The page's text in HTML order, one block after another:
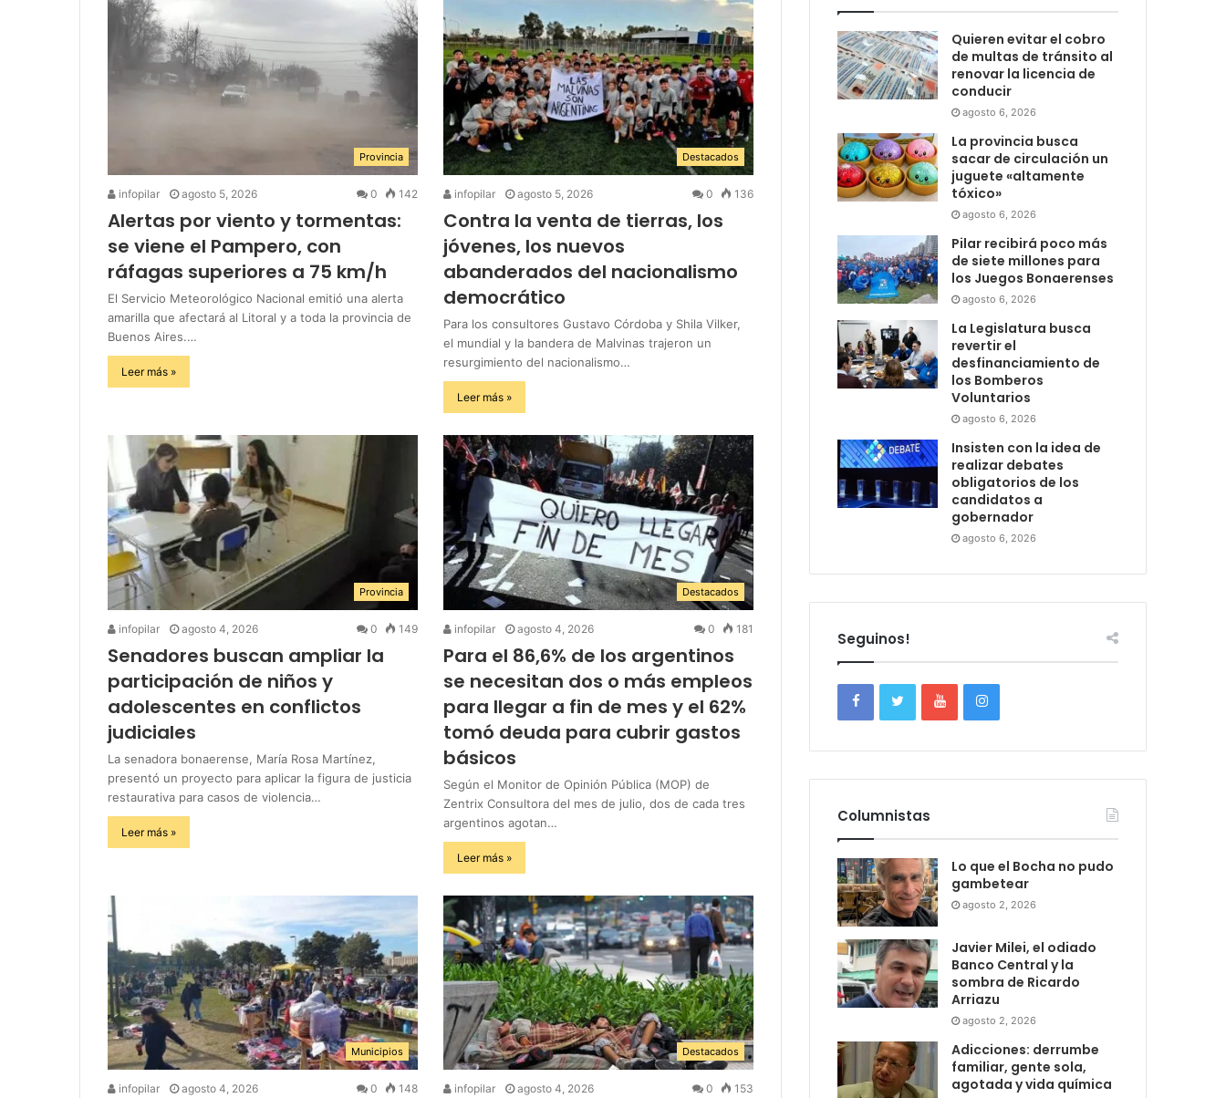
Provincia
infopilar agosto 5, 2026 0 142
Alertas por viento y tormentas:
se viene el Pampero, con
ráfagas superiores a 75 km/h
El Servicio Meteorológico Nacional emitió una alerta
amarilla que afectará al Litoral y a toda la provincia de
Buenos Aires.…
Leer más »
Destacados
infopilar agosto 5, 2026 0 136
Contra la venta de tierras, los
jóvenes, los nuevos
abanderados del nacionalismo
democrático
Para los consultores Gustavo Córdoba y Shila Vilker,
el mundial y la bandera de Malvinas trajeron un
resurgimiento del nacionalismo…
Leer más »
Provincia
infopilar agosto 4, 2026 0 149
Senadores buscan ampliar la
participación de niños y
adolescentes en conflictos
judiciales
La senadora bonaerense, María Rosa Martínez,
presentó un proyecto para aplicar la figura de justicia
restaurativa para casos de violencia…
Leer más »
Destacados
infopilar agosto 4, 2026 0 181
Para el 86,6% de los argentinos
se necesitan dos o más empleos
para llegar a fin de mes y el 62%
tomó deuda para cubrir gastos
básicos
Según el Monitor de Opinión Pública (MOP) de
Zentrix Consultora del mes de julio, dos de cada tres
argentinos agotan…
Leer más »
Municipios
infopilar agosto 4, 2026 0 148
Destacados
infopilar agosto 4, 2026 0 153
Quieren evitar el cobro
de multas de tránsito al
renovar la licencia de
conducir
agosto 6, 2026
La provincia busca
sacar de circulación un
juguete «altamente
tóxico»
agosto 6, 2026
Pilar recibirá poco más
de siete millones para
los Juegos Bonaerenses
agosto 6, 2026
La Legislatura busca
revertir el
desfinanciamiento de
los Bomberos
Voluntarios
agosto 6, 2026
Insisten con la idea de
realizar debates
obligatorios de los
candidatos a
gobernador
agosto 6, 2026
Seguinos!
Columnistas
Lo que el Bocha no pudo
gambetear
agosto 2, 2026
Javier Milei, el odiado
Banco Central y la
sombra de Ricardo
Arriazu
agosto 2, 2026
Adicciones: derrumbe
familiar, gente sola,
agotada y vida química